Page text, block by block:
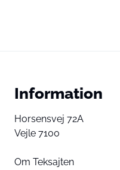
Information
Horsensvej 72A
Vejle 7100
Om Teksajten